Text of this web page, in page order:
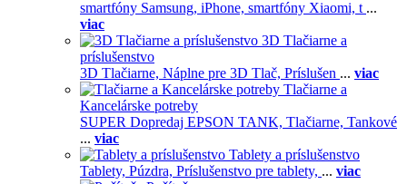
smartfóny Samsung, iPhone, smartfóny Xiaomi, t ...
viac
3D Tlačiarne a
príslušenstvo
3D Tlačiarne, Náplne pre 3D Tlač, Príslušen ... viac
Tlačiarne a
Kancelárske potreby
SUPER Dopredaj EPSON TANK, Tlačiarne, Tankové
... viac
Tablety a príslušenstvo
Tablety, Púzdra, Príslušenstvo pre tablety, ... viac